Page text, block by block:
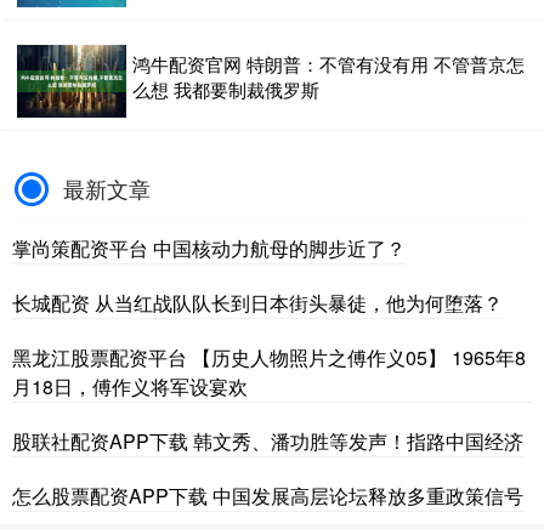
鸿牛配资官网 特朗普：不管有没有用 不管普京怎
么想 我都要制裁俄罗斯
最新文章
掌尚策配资平台 中国核动力航母的脚步近了？
长城配资 从当红战队队长到日本街头暴徒，他为何堕落？
黑龙江股票配资平台 【历史人物照片之傅作义05】 1965年8
月18日，傅作义将军设宴欢
股联社配资APP下载 韩文秀、潘功胜等发声！指路中国经济
怎么股票配资APP下载 中国发展高层论坛释放多重政策信号